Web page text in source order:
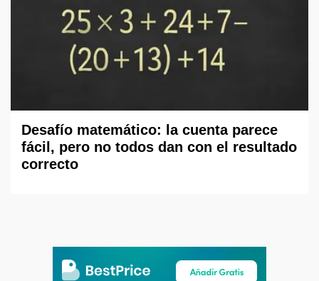
Desafío matemático: la cuenta parece
fácil, pero no todos dan con el resultado
correcto